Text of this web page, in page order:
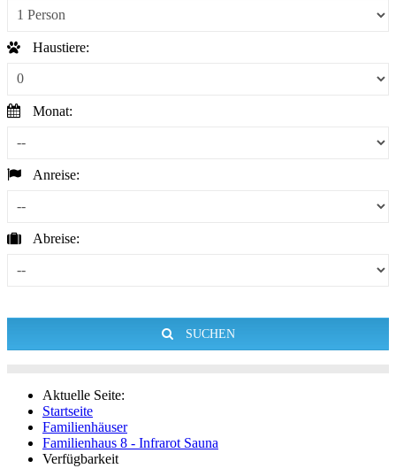
Haustiere:
Monat:
Anreise:
Abreise:
SUCHEN
Aktuelle Seite:
Startseite
Familienhäuser
Familienhaus 8 - Infrarot Sauna
Verfügbarkeit